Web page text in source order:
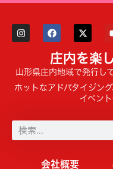
庄内を楽
山形県庄内地域で発行し
ホットなアドバタイジン
イベン
会社概要